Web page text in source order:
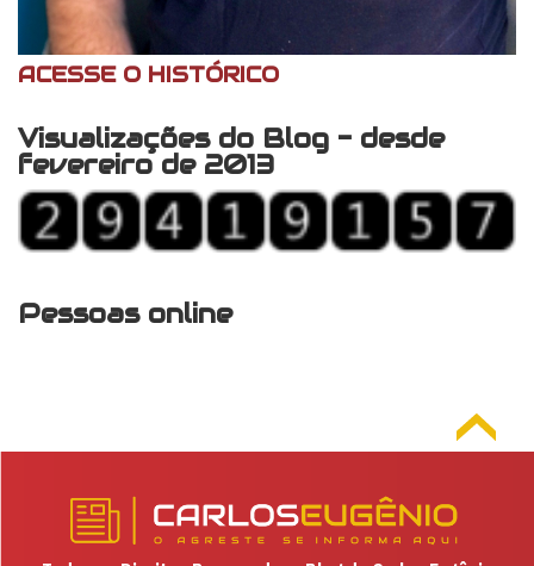
ACESSE O HISTÓRICO
Visualizações do Blog - desde
fevereiro de 2013
Pessoas online